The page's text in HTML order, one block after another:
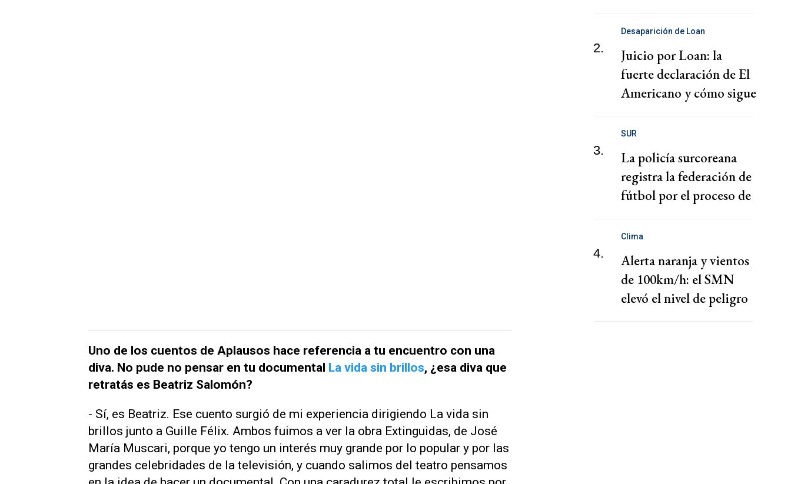
Uno de los cuentos de Aplausos hace referencia a tu encuentro con una
diva. No pude no pensar en tu documental La vida sin brillos, ¿esa diva que
retratás es Beatriz Salomón?
- Sí, es Beatriz. Ese cuento surgió de mi experiencia dirigiendo La vida sin
brillos junto a Guille Félix. Ambos fuimos a ver la obra Extinguidas, de José
María Muscari, porque yo tengo un interés muy grande por lo popular y por las
grandes celebridades de la televisión, y cuando salimos del teatro pensamos
2.
Desaparición de Loan
Juicio por Loan: la
fuerte declaración de El
Americano y cómo sigue
3.
SUR
La policía surcoreana
registra la federación de
fútbol por el proceso de
4.
Clima
Alerta naranja y vientos
de 100km/h: el SMN
elevó el nivel de peligro